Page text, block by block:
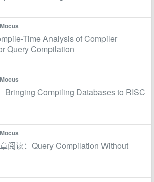
Mocus
Time Analysis of Compiler
Query Compilation
Mocus
Bringing Compiling Databases to RISC
Mocus
阅读：Query Compilation Without